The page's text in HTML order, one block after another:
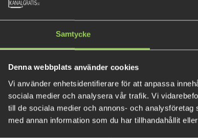
Samtycke
Denna webbplats använder cookies
Vi använder enhetsidentifierare för att anpassa
sociala medier och analysera vår trafik. Vi
till de sociala medier och annons- och
med annan information som du har tillhandahållit